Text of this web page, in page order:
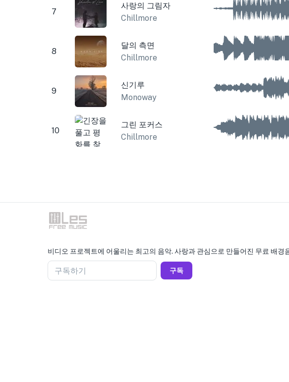
7
사랑의 그림자
Chillmore
8
달의 측면
Chillmore
9
신기루
Monoway
10
그린 포커스
Chillmore
비디오 프로젝트에 어울리는 최고의 음악. 사랑과 관심으로 만들어진 무료 배경
구독하기 구독